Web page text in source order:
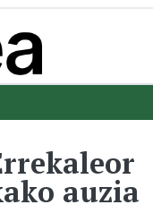
auzia